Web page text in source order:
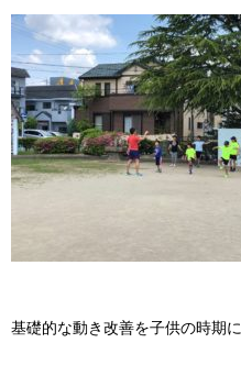
基礎的な動き改善を子供の時期に